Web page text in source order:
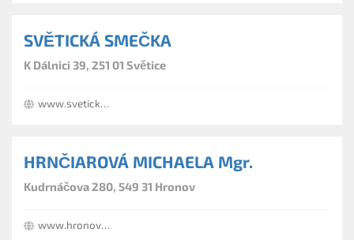
SVĚTICKÁ SMEČKA
K Dálnici 39, 251 01 Světice
www.svetickasmecka.cz
HRNČIAROVÁ MICHAELA Mgr.
Kudrnáčova 280, 549 31 Hronov
www.hronovska-lekarna.cz